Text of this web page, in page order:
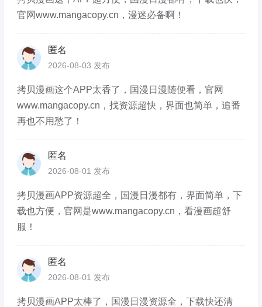
官网www.mangacopy.cn，漫迷必备啊！
匿名
2026-08-03 发布
拷贝漫画这个APP太香了，国漫日漫随便看，官网
www.mangacopy.cn，找资源超快，界面也简单，追番
再也不用愁了！
匿名
2026-08-01 发布
拷贝漫画APP资源超全，国漫日漫都有，界面简单，下
载也方便，官网是www.mangacopy.cn，看漫画超舒
服！
匿名
2026-08-01 发布
拷贝漫画APP太棒了，国漫日漫资源全，下载快还清